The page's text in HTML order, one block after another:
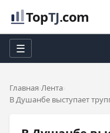
TopTJ.com
☰
Главная Лента
В Душанбе выступает